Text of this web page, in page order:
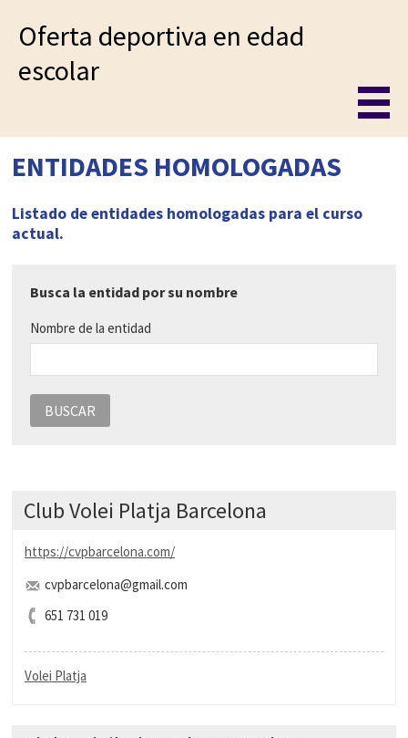
Oferta deportiva en edad
escolar
ENTIDADES HOMOLOGADAS
Listado de entidades homologadas para el curso
actual.
Busca la entidad por su nombre
Nombre de la entidad
BUSCAR
Club Volei Platja Barcelona
https://cvpbarcelona.com/
cvpbarcelona@gmail.com
651 731 019
Volei Platja